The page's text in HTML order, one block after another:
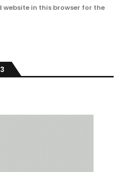
website in this browser for the